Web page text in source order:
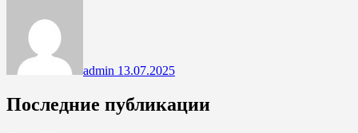
admin 13.07.2025
Последние публикации